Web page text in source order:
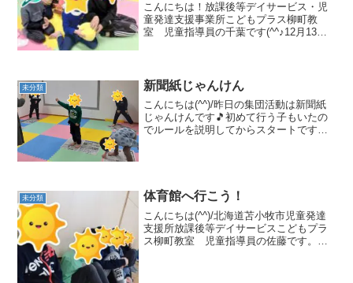
こんにちは！放課後等デイサービス・児
童発達支援事業所こどもプラス柳町教
室 児童指導員の千葉です(^^♪12月13日
ます！音楽が止まっ...
未分類 新聞紙じゃんけん
こんにちは(^^)/昨日の集団活動は新聞紙
じゃんけんです🎵初めて行う子もいたの
でルールを説明してからスタートです❢
未分類 体育館へ行こう！
こんにちは(^^)/北海道苫小牧市児童発達
支援所放課後等デイサービスこどもプラ
ス柳町教室 児童指導員の佐藤です。４